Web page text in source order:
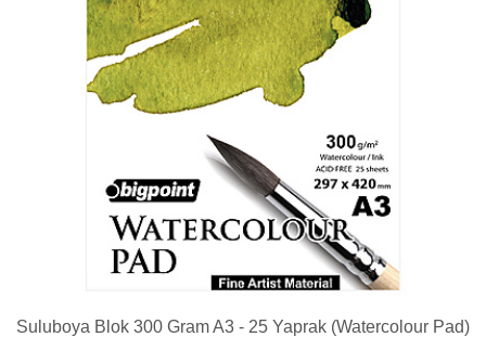
Suluboya Blok 300 Gram A3 - 25 Yaprak (Watercolour Pad)